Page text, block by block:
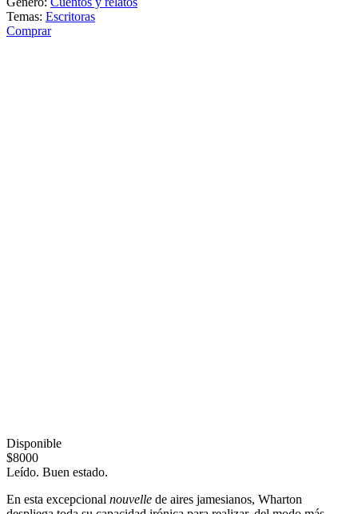
Temas: Escritoras
Comprar
Disponible
$8000
Leído. Buen estado.
En esta excepcional nouvelle de aires jamesianos, Wharton